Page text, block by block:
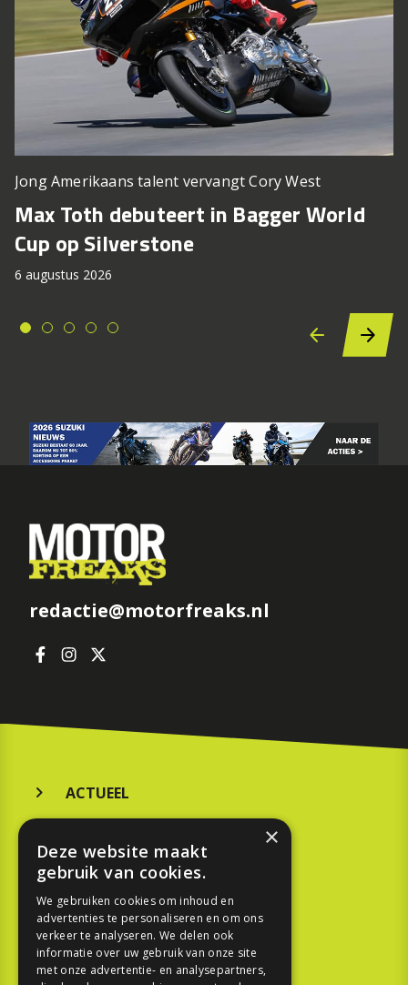
Jong Amerikaans talent vervangt Cory West
Max Toth debuteert in Bagger World
Cup op Silverstone
6 augustus 2026
redactie@motorfreaks.nl
ACTUEEL
KOOPGIDS
TESTEN
SPORT
×
Deze website maakt
gebruik van cookies.
We gebruiken cookies om inhoud en
advertenties te personaliseren en om ons
verkeer te analyseren. We delen ook
informatie over uw gebruik van onze site
met onze advertentie- en analysepartners,